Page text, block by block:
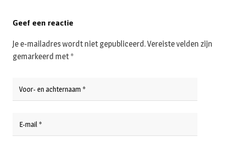
Geef een reactie
Je e-mailadres wordt niet gepubliceerd.Vereiste velden zijn
gemarkeerd met *